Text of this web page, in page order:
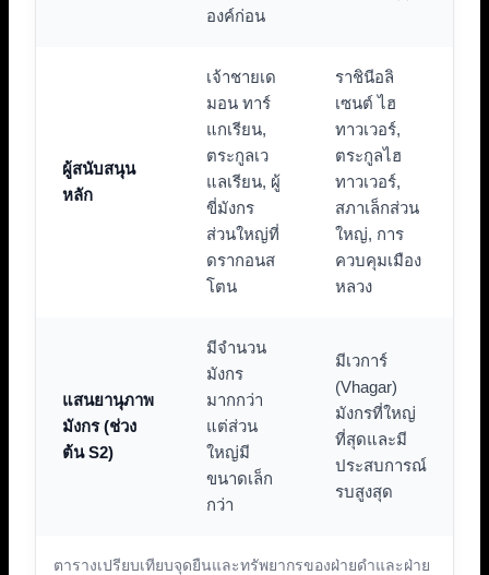
ตารางเปรียบเทียบจุดยืนและทรัพยากรของฝ่ายดำและฝ่าย
องค์ก่อน
ผู้สนับสนุน
หลัก
เจ้าชายเด
มอน ทาร์
แกเรียน,
ตระกูลเว
แลเรียน, ผู้
ขี่มังกร
ส่วนใหญ่ที่
ดรากอนส
โตน
ราชินีอลิ
เซนต์ ไฮ
ทาวเวอร์,
ตระกูลไฮ
ทาวเวอร์,
สภาเล็กส่วน
ใหญ่, การ
ควบคุมเมือง
หลวง
แสนยานุภาพ
มังกร (ช่วง
ต้น S2)
มีจำนวน
มังกร
มากกว่า
แต่ส่วน
ใหญ่มี
ขนาดเล็ก
กว่า
มีเวการ์
(Vhagar)
มังกรที่ใหญ่
ที่สุดและมี
ประสบการณ์
รบสูงสุด